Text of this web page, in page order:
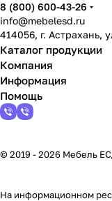
8 (800) 600-43-26
info@mebelesd.ru
414056, г. Астрахань,
Каталог продукции
Компания
Информация
Помощь
© 2019 - 2026 Мебель
На информационном